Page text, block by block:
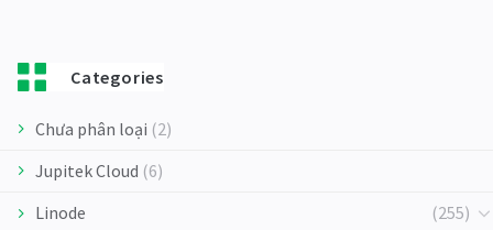
Categories
Chưa phân loại (2)
Jupitek Cloud (6)
Linode
(255)